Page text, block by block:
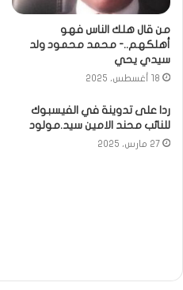
من قال هلك الناس فهو
أهلكهم..- محمد محمود ولد
سيدي يحي
18 أغسطس، 2025
ردا على تدوينة في الفيسبوك
للنائب محند الامين سيد.مولود
27 مارس، 2025